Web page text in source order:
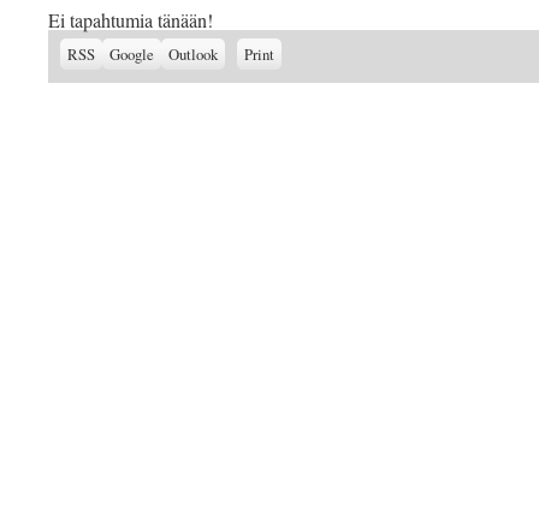
Ei tapahtumia tänään!
RSS
Subscribe
Google
Subscribe
Outlook Print